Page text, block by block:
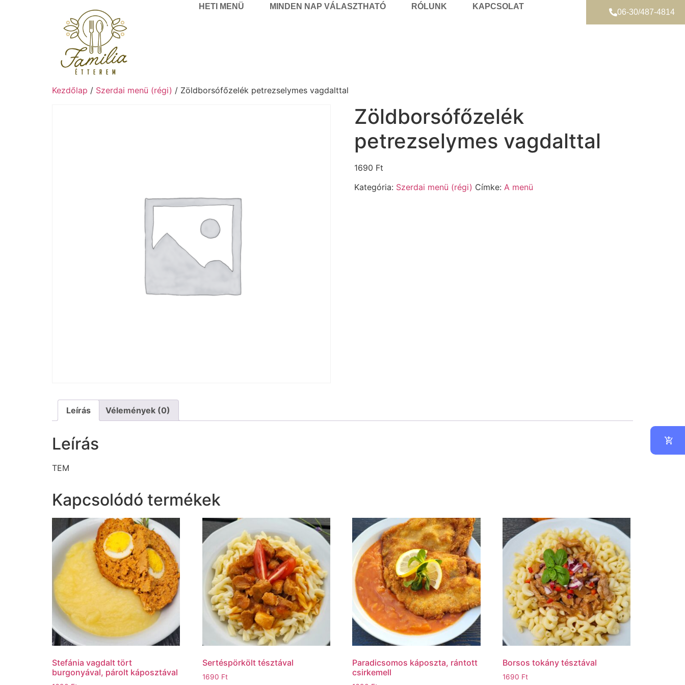
HETI MENÜ MINDEN NAP VÁLASZTHATÓ RÓLUNK KAPCSOLAT
06-30/487-4814
Kezdőlap / Szerdai menü (régi) / Zöldborsófőzelék petrezselymes vagdalttal
Zöldborsófőzelék
petrezselymes vagdalttal
1690 Ft
Kategória: Szerdai menü (régi) Címke: A menü
Leírás Vélemények (0)
Leírás
TEM
Kapcsolódó termékek
Stefánia vagdalt tört
burgonyával, párolt káposztával
Sertéspörkölt tésztával
1690 Ft
Paradicsomos káposzta, rántott
csirkemell
Borsos tokány tésztával
1690 Ft